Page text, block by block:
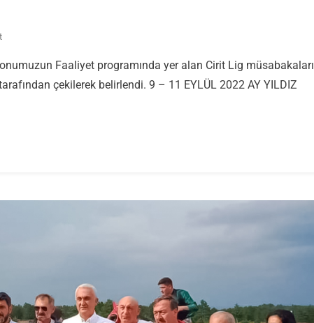
On
Cirit
Lig
Faaliyet programında yer alan Cirit Lig müsabakaları
çekilerek belirlendi. 9 – 11 EYLÜL 2022 AY YILDIZ